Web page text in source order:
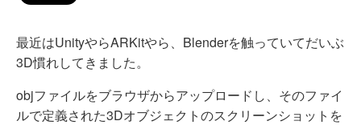
最近はUnityやらARKitやら、Blenderを触っていてだいぶ
3D慣れしてきました。
objファイルをブラウザからアップロードし、そのファイ
ルで定義された3Dオブジェクトのスクリーンショットを